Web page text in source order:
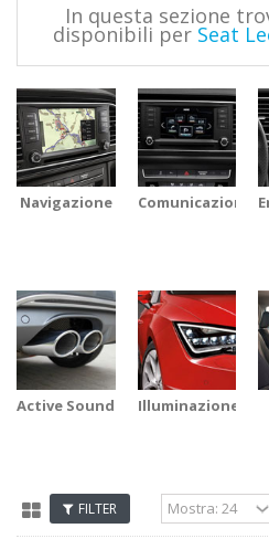
In questa sezione
disponibili per Seat
Navigazione Comunicazione
Active Sound Illuminazione
FILTER